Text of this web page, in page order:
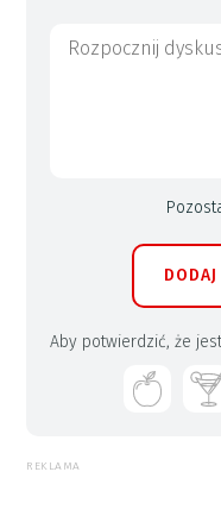
Aby potwierdzić, że
REKLAMA